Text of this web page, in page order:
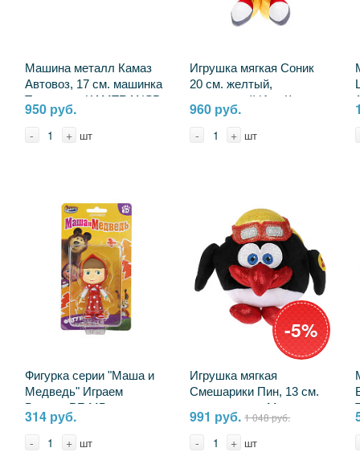
Машина металл Камаз
Автовоз, 17 см. машинка
Технопарк KAMTRANSP-
30-BUOG
950 руб.
- + шт
Игрушка мягкая Соник
20 см. желтый,
озвученный ИгриКо
(ТОП-игрушка)
C115447SY-20S
960 руб.
- + шт
Фигурка серии "Маша и
Медведь" Играем
Вместе PF-MB-
MASHAP-RU
314 руб.
- + шт
-5%
Игрушка мягкая
Смешарики Пин, 13 см.
музыкальная Мульти-
пульти A20311-10
991 руб.1 048 руб.
- + шт